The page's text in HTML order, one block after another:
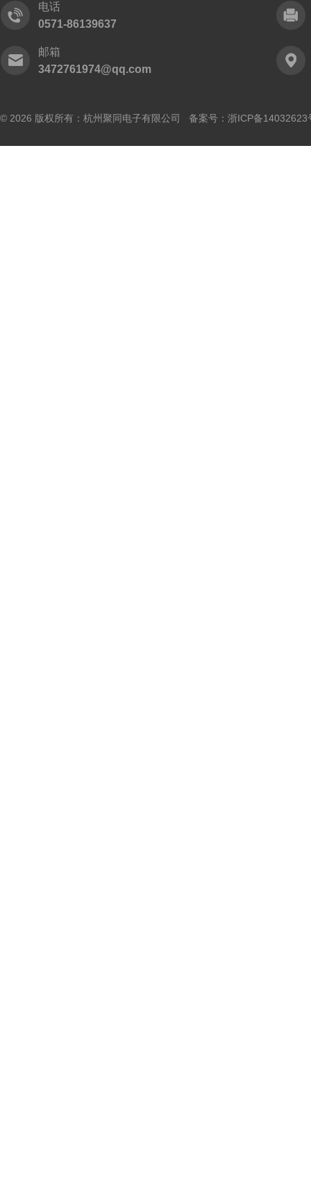
电话
0571-86139637
邮箱
3472761974@qq.com
© 2026 版权所有：杭州聚同电子有限公司 备案号： 浙ICP备14032623